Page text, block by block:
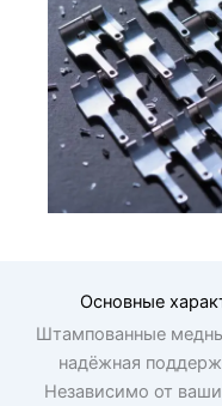
Основные
Штампованные
надёжная
Независимо от